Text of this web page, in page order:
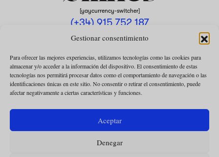
Gestionar consentimiento
Para ofrecer las mejores experiencias, utilizamos tecnologías como las cookies para
almacenar y/o acceder a la información del dispositivo. El consentimiento de estas
tecnologías nos permitirá procesar datos como el comportamiento de navegación o las
identificaciones únicas en este sitio. No consentir o retirar el consentimiento, puede
afectar negativamente a ciertas características y funciones.
Aceptar
Denegar
[yaycurrency-switcher]
(+34) 915 752 187
omnes@omnesmag.com
POLÍTICA DE PRIVACIDAD
USO DE COOKIES
CONDICIONES DE LA COLABORACIÓN